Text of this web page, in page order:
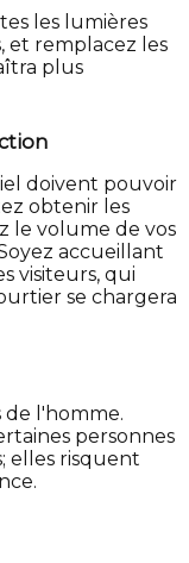
les lumières
et remplacez les
plus
doivent pouvoir
obtenir les
le volume de vos
accueillant
visiteurs, qui
se chargera
de l'homme.
personnes
elles risquent